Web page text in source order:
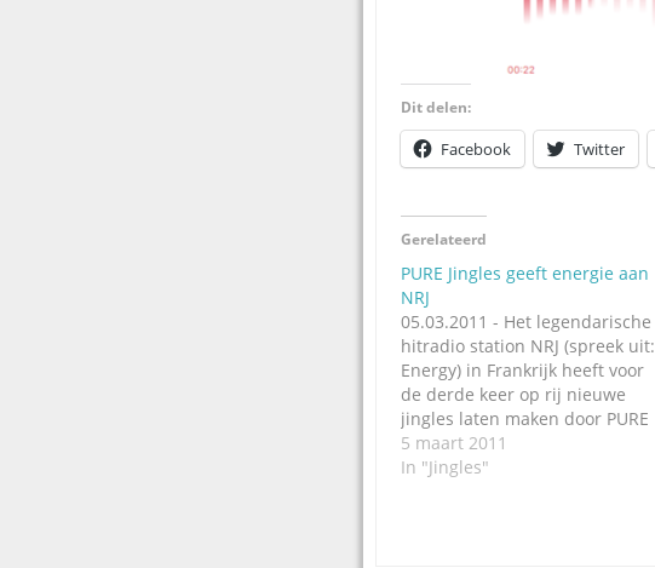
Dit delen:
Facebook Twitter
Gerelateerd
PURE Jingles geeft energie aan
NRJ
05.03.2011 - Het legendarische
hitradio station NRJ (spreek uit:
Energy) in Frankrijk heeft voor
de derde keer op rij nieuwe
jingles laten maken door PURE
Jingles in Hilversum. De
opdracht van de nieuwe
5 maart 2011
In "Jingles"